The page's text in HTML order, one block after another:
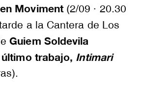
Moviment(2/09 · 20.30
a la Cantera de Los
Guiem Soldevila
trabajo, Intimari